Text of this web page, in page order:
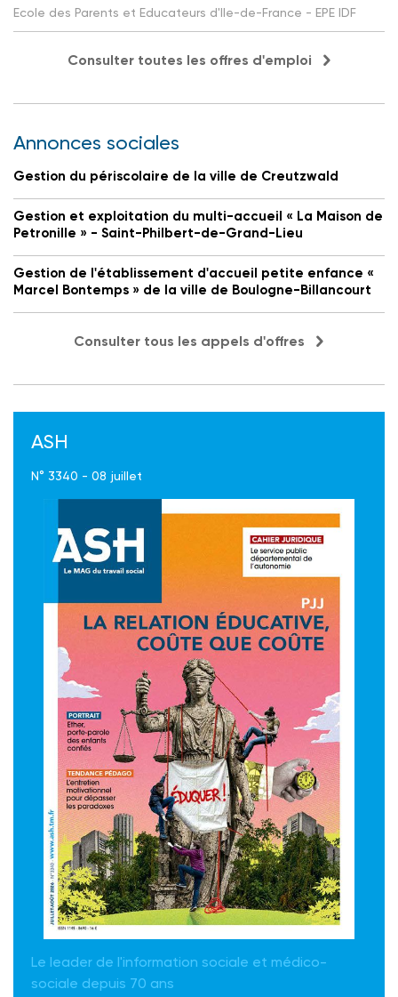
Ecole des Parents et Educateurs d'Ile-de-France - EPE IDF
Consulter toutes les offres d'emploi
Annonces sociales
Gestion du périscolaire de la ville de Creutzwald
Gestion et exploitation du multi-accueil « La Maison de
Petronille » - Saint-Philbert-de-Grand-Lieu
Gestion de l'établissement d'accueil petite enfance «
Marcel Bontemps » de la ville de Boulogne-Billancourt
Consulter tous les appels d'offres
ASH
N° 3340 - 08 juillet
Le leader de l'information sociale et médico-
sociale depuis 70 ans